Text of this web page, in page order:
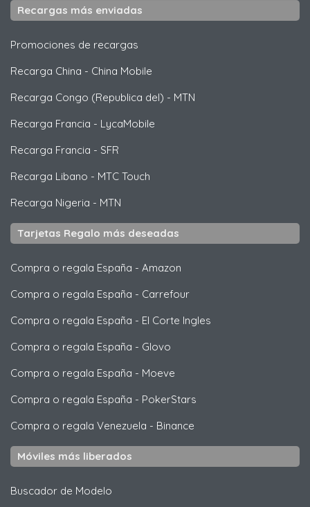
Recargas más enviadas
Promociones de recargas
Recarga China - China Mobile
Recarga Congo (Republica del) - MTN
Recarga Francia - LycaMobile
Recarga Francia - SFR
Recarga Libano - MTC Touch
Recarga Nigeria - MTN
Tarjetas Regalo más deseadas
Compra o regala España - Amazon
Compra o regala España - Carrefour
Compra o regala España - El Corte Ingles
Compra o regala España - Glovo
Compra o regala España - Moeve
Compra o regala España - PokerStars
Compra o regala Venezuela - Binance
Móviles más liberados
Buscador de Modelo